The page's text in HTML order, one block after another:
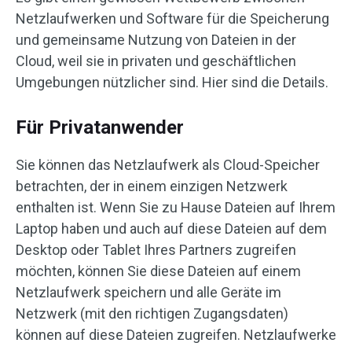
Netzlaufwerken und Software für die Speicherung
und gemeinsame Nutzung von Dateien in der
Cloud, weil sie in privaten und geschäftlichen
Umgebungen nützlicher sind. Hier sind die Details.
Für Privatanwender
Sie können das Netzlaufwerk als Cloud-Speicher
betrachten, der in einem einzigen Netzwerk
enthalten ist. Wenn Sie zu Hause Dateien auf Ihrem
Laptop haben und auch auf diese Dateien auf dem
Desktop oder Tablet Ihres Partners zugreifen
möchten, können Sie diese Dateien auf einem
Netzlaufwerk speichern und alle Geräte im
Netzwerk (mit den richtigen Zugangsdaten)
können auf diese Dateien zugreifen. Netzlaufwerke